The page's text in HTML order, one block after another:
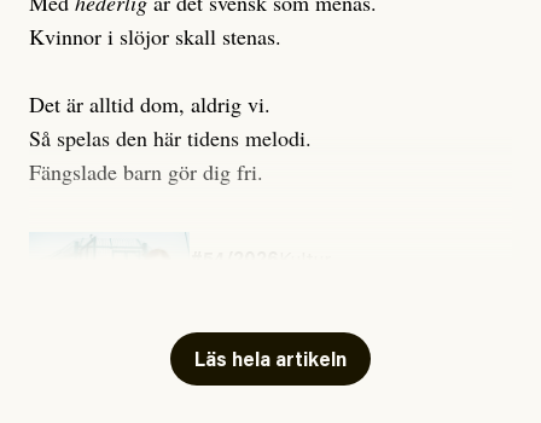
Kvinnor i slöjor skall stenas.
Det är alltid dom, aldrig vi.
Så spelas den här tidens melodi.
Fängslade barn gör dig fri.
Läs hela artikeln